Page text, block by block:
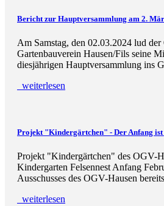
Bericht zur Hauptversammlung am 2.
Am Samstag, den 02.03.2024 lud
Gartenbauverein Hausen/Fils seine
diesjährigen Hauptversammlung ins
weiterlesen
Projekt "Kindergärtchen" - Der Anfang ist
Projekt "Kindergärtchen" des OGV-
Kindergarten Felsennest Anfang
Ausschusses des OGV-Hausen
weiterlesen